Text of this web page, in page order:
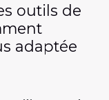
outils de
adaptée